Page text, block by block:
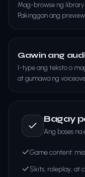
Mag-browse ng library
Pakinggan ang
Gawin ang
I-type ang teksto o
at gumawa ng
Bagay
Ang boses na
Game content:
Skits, roleplay, at